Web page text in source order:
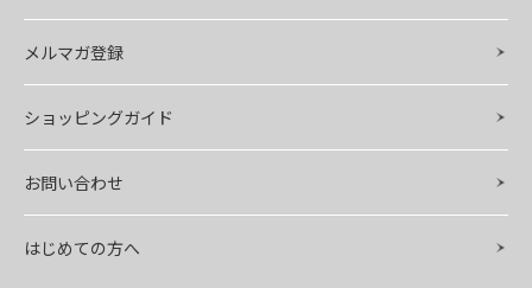
メルマガ登録
ショッピングガイド
お問い合わせ
はじめての方へ